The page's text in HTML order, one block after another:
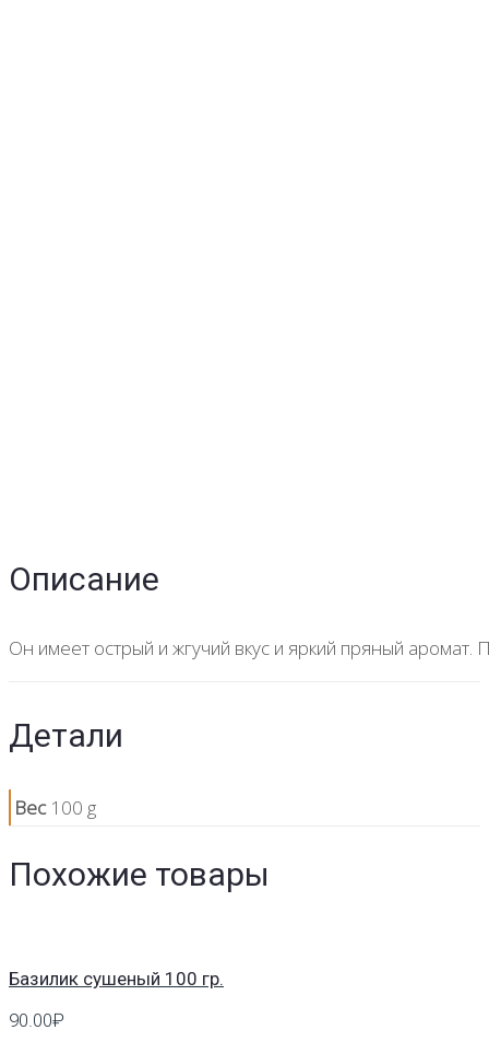
Описание
Он имеет острый и жгучий вкус и яркий пряный
Детали
Вес 100 g
Похожие товары
Базилик сушеный 100 гр.
90.00₽